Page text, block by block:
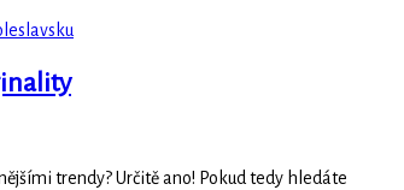
trendy? Určitě ano! Pokud tedy hledáte